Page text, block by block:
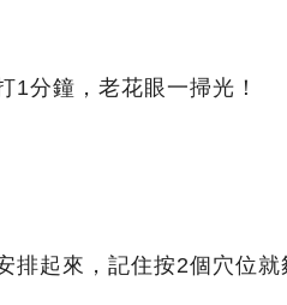
1分鐘，老花眼一掃光！
排起來，記住按2個穴位就